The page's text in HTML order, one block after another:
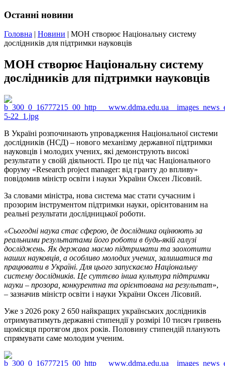
Останні новини
Головна | Новини | МОН створює Національну систему
дослідників для підтримки науковців
МОН створює Національну систему
дослідників для підтримки науковців
В Україні розпочинають упровадження Національної системи
дослідників (НСД) – нового механізму державної підтримки
науковців і молодих учених, які демонструють високі
результати у своїй діяльності. Про це під час Національного
форуму «Research project manager: від гранту до впливу»
повідомив міністр освіти і науки України Оксен Лісовий.
За словами міністра, нова система має стати сучасним і
прозорим інструментом підтримки науки, орієнтованим на
реальні результати дослідницької роботи.
«Сьогодні наука стає сферою, де дослідника оцінюють за
реальними результатами його роботи в будь-якій галузі
досліджень. Як держава маємо підтримати та заохотити
наших науковців, а особливо молодих учених, залишатися та
працювати в Україні. Для цього запускаємо Національну
систему дослідників. Це суттєво інша культура підтримки
науки – прозора, конкурентна та орієнтована на результат»,
– зазначив міністр освіти і науки України Оксен Лісовий.
Уже з 2026 року 2 650 найкращих українських дослідників
отримуватимуть державні стипендії у розмірі 10 тисяч гривень
щомісяця протягом двох років. Половину стипендій планують
спрямувати саме молодим ученим.